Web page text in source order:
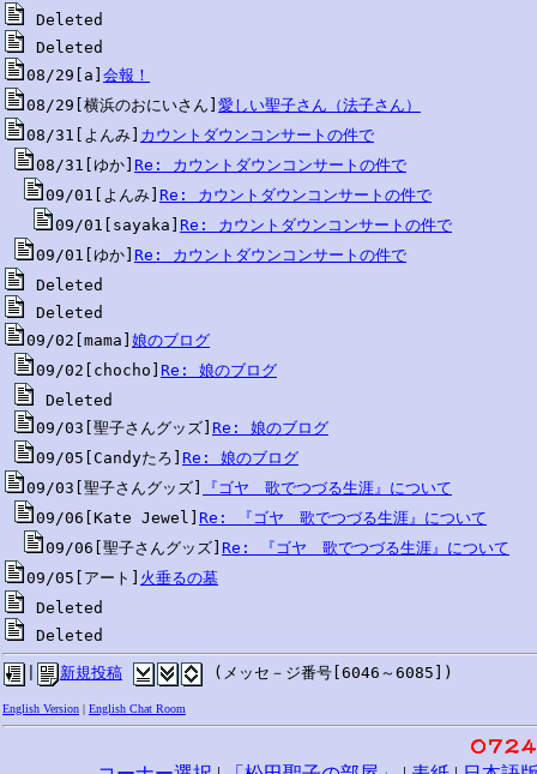
08/29[a] 会報！
08/29[横浜のおにいさん] 愛しい聖子さん（法子さん）
08/31[よんみ] カウントダウンコンサートの件で
08/31[ゆか] Re: カウントダウンコンサートの件で
09/01[よんみ] Re: カウントダウンコンサートの件で
09/01[sayaka] Re: カウントダウンコンサートの件で
09/01[ゆか] Re: カウントダウンコンサートの件で
09/02[mama] 娘のブログ
09/02[chocho] Re: 娘のブログ
Deleted
09/03[聖子さんグッズ] Re: 娘のブログ
09/05[Candyたろ] Re: 娘のブログ
09/03[聖子さんグッズ]
『ゴヤ　歌でつづる生涯』について
09/06[Kate Jewel] Re: 『ゴヤ　歌でつづる生涯』について
09/06[聖子さんグッズ] Re: 『ゴヤ　歌でつづる生涯』について
09/05[アート] 火垂るの墓
Deleted
新規投稿 (メッセ－ジ番号[6046～6085])
English Version English Chat Room